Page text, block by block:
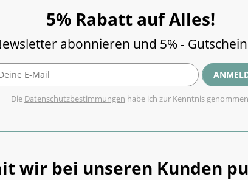
5% Rabatt auf Alles!
abonnieren und 5% -
Die Datenschutzbestimmungen habe ich zur Kenntnis
wir bei unseren Kunden